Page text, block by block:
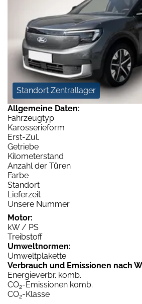
Standort Zentrallager
Allgemeine Daten:
Fahrzeugtyp
Karosserieform
Erst-Zul.
Getriebe
Kilometerstand
Anzahl der Türen
Farbe
Standort
Lieferzeit
Unsere Nummer
Motor:
kW / PS
Treibstoff
Umweltnormen:
Umweltplakette
Verbrauch und Emissionen nach
Energieverbr. komb.
CO2-Emissionen komb.
CO2-Klasse